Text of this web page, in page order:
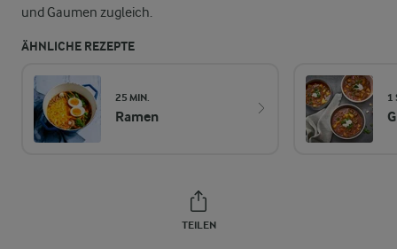
und Gaumen zugleich.
ÄHNLICHE REZEPTE
25 MIN.
Ramen
1
TEILEN